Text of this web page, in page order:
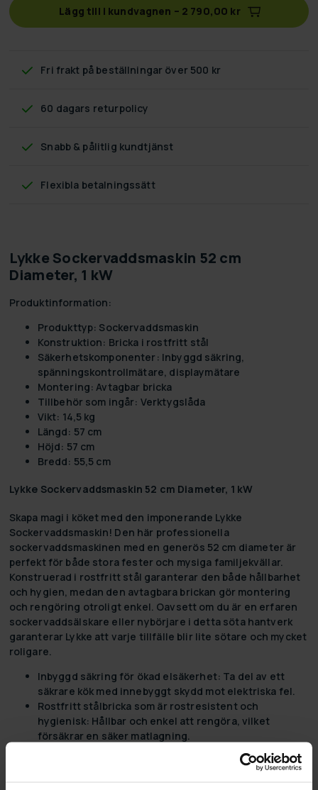
Lägg till i kundvagnen – 2 790,00 kr
Fri frakt på beställningar över 500 kr
60 dagars returpolicy
Snabb & pålitlig kundtjänst
Flexibla betalningssätt
Lykke Sockervaddsmaskin 52 cm
Diameter, 1 kW
Produktinformation:
Produkttyp: Sockervaddsmaskin
Konstruktion: Bricka i rostfritt stål
Säkerhetskomponenter: Inbyggd säkring,
spänningskontrollmätare, displaymätare
Montering: Avtagbar bricka
Tillbehör som ingår: Verktygslåda
Vikt: 14,5 kg
Längd: 57 cm
Höjd: 57 cm
Bredd: 55,5 cm
Lykke Sockervaddsmaskin 52 cm Diameter, 1 kW
Skapa magi i köket med den imponerande Lykke
Sockervaddsmaskin! Den här professionella
sockervaddsmaskinen med en generös 52 cm diameter är
perfekt för både stora fester och mysiga familjekvällar.
Konstruerad i rostfritt stål garanterar den både hållbarhet
och hygien, medan den avtagbara brickan gör montering
och rengöring otroligt enkel. Oavsett om du är en erfaren
sockervaddsälskare eller nybörjare i detta söta hantverk
garanterar Lykke att varje tillfälle blir lite sötare och mycket
roligare.
Inbyggd säkring för ökad elsäkerhet: Ta del av ett
säkrare kök med innebyggt skydd mot elektriska fel.
Rostfritt stålbricka som är rostresistent och
hygienisk: Hållbar och enkel att rengöra, vilket
försäkrar en säker matlagning.
Avtagbar bricka för enkel montering och demontering:
Enkel att sätta upp och ta ner, vilket gör den praktisk